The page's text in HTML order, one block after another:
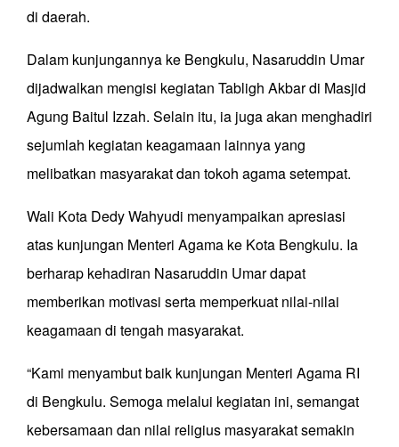
di daerah.
Dalam kunjungannya ke Bengkulu, Nasaruddin Umar
dijadwalkan mengisi kegiatan Tabligh Akbar di Masjid
Agung Baitul Izzah. Selain itu, ia juga akan menghadiri
sejumlah kegiatan keagamaan lainnya yang
melibatkan masyarakat dan tokoh agama setempat.
Wali Kota Dedy Wahyudi menyampaikan apresiasi
atas kunjungan Menteri Agama ke Kota Bengkulu. Ia
berharap kehadiran Nasaruddin Umar dapat
memberikan motivasi serta memperkuat nilai-nilai
keagamaan di tengah masyarakat.
“Kami menyambut baik kunjungan Menteri Agama RI
di Bengkulu. Semoga melalui kegiatan ini, semangat
kebersamaan dan nilai religius masyarakat semakin